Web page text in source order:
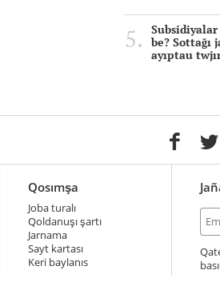
be? Sottağı
ayıptau
Qosımşa
Joba turalı
Qoldanuşı şartı
Jarnama
Sayt kartası
Keri baylanıs